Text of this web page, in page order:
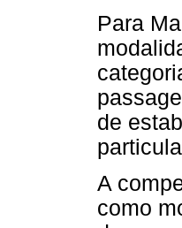
Para
de
A
como